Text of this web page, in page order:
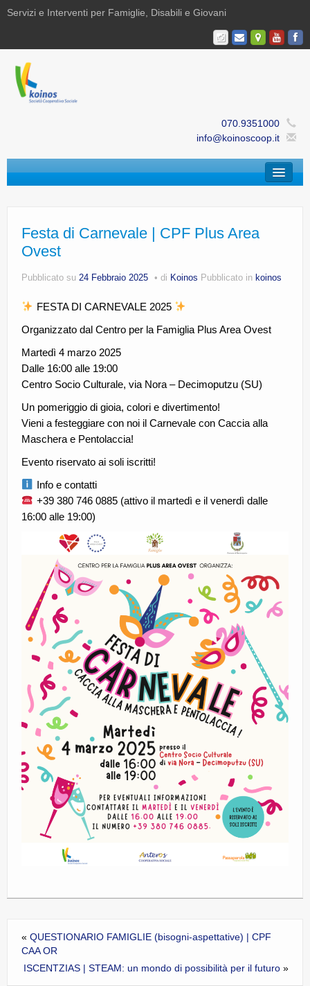
Servizi e Interventi per Famiglie, Disabili e Giovani
070.9351000
info@koinoscoop.it
Area Famiglie e Minori | Efè
Area Disabilità | Paris
Area Giovani | Bajania
Area Ricerca, Documentazione e Formazione |
CE.RI.FORM
CONTATTI
Whistleblowing
Lavora con noi
Centro Antiviolenza “Feminas” | PLUS Sanluri –
Festa di Carnevale | CPF Plus Area
Ovest
Pubblicato su 24 Febbraio 2025 di Koinos Pubblicato in koinos
FESTA DI CARNEVALE 2025
Organizzato dal Centro per la Famiglia Plus Area Ovest
Martedì 4 marzo 2025
Dalle 16:00 alle 19:00
Centro Socio Culturale, via Nora – Decimoputzu (SU)
Un pomeriggio di gioia, colori e divertimento!
Vieni a festeggiare con noi il Carnevale con Caccia alla
Maschera e Pentolaccia!
Evento riservato ai soli iscritti!
Info e contatti
+39 380 746 0885 (attivo il martedì e il venerdì dalle
16:00 alle 19:00)
« QUESTIONARIO FAMIGLIE (bisogni-aspettative) | CPF
CAA OR
ISCENTZIAS | STEAM: un mondo di possibilità per il futuro »